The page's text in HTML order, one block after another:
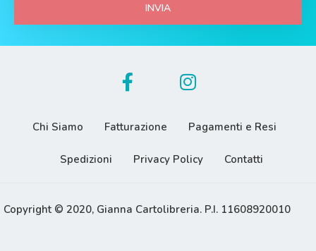
INVIA
Chi Siamo Fatturazione Pagamenti e Resi
Spedizioni Privacy Policy Contatti
Copyright © 2020, Gianna Cartolibreria. P.I. 11608920010